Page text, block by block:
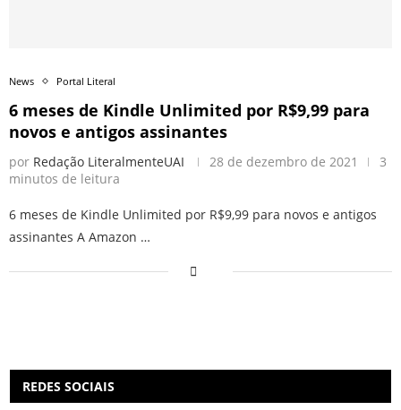
News Portal Literal
6 meses de Kindle Unlimited por R$9,99 para
novos e antigos assinantes
por Redação LiteralmenteUAI 28 de dezembro de 2021
3
minutos de leitura
6 meses de Kindle Unlimited por R$9,99 para novos e antigos
assinantes A Amazon …
REDES SOCIAIS